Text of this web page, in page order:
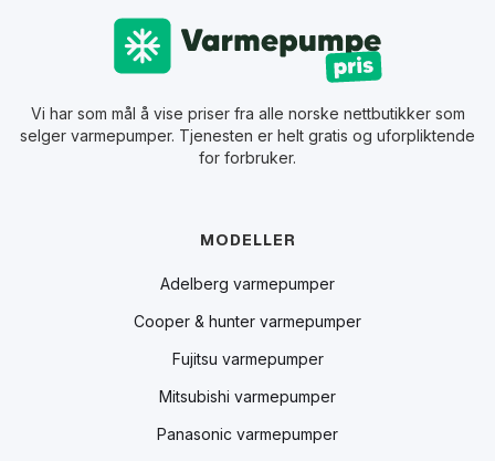
Vi har som mål å vise priser fra alle norske nettbutikker som
selger varmepumper. Tjenesten er helt gratis og uforpliktende
for forbruker.
MODELLER
Adelberg varmepumper
Cooper & hunter varmepumper
Fujitsu varmepumper
Mitsubishi varmepumper
Panasonic varmepumper